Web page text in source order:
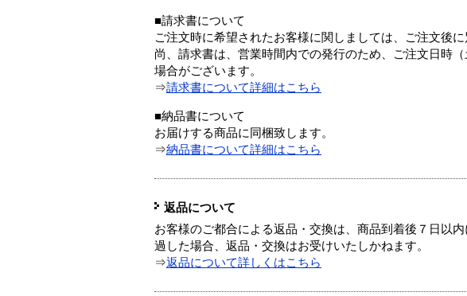
■請求書について
ご注文時に希望されたお客様に関しましては、ご注文後に
尚、請求書は、営業時間内での発行のため、ご注文日時
場合がございます。
⇒請求書について詳細はこちら
■納品書について
お届けする商品に同梱致します。
⇒納品書について詳細はこちら
返品について
お客様のご都合による返品・交換は、商品到着後７日以
過した場合、返品・交換はお受けいたしかねます。
⇒返品について詳しくはこちら